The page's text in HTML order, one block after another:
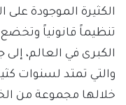
الكثيرة الموجودة
تنظيماً قانونياً وتخضع
الكبرى في العالم، إلى
والتي تمتد لسنوات
خلالها مجموعة من